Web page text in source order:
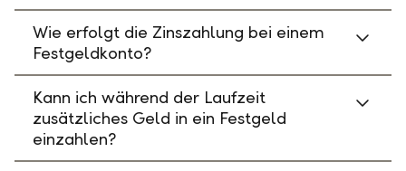
Wie erfolgt die Zinszahlung bei einem
Festgeldkonto?
Kann ich während der Laufzeit
zusätzliches Geld in ein Festgeld
einzahlen?